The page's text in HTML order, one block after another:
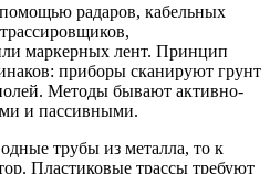
радаров, кабельных
маркерных лент. Принцип
приборы сканируют грунт
Методы бывают активно-
и пассивными.
трубы из металла, то к
Пластиковые трассы требуют